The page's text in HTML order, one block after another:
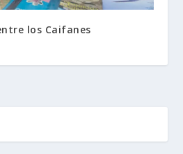
los Caifanes